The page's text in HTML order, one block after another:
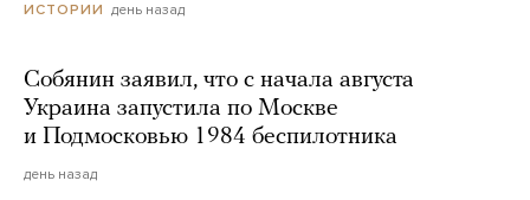
ИСТОРИИ день назад
Собянин заявил, что с начала августа
Украина запустила по Москве
и Подмосковью 1984 беспилотника
день назад